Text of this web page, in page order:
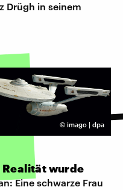
Drügh in seinem
© imago | dpa
Realität wurde
Eine schwarze Frau